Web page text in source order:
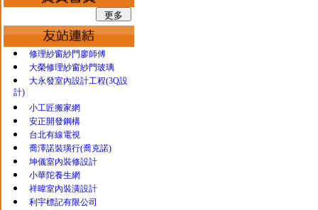
修理紗窗紗門廖師傅
大榮修理紗窗紗門玻璃
大永發室內設計工程(3Q設
計)
小工匠搬家網
安正開發鋼構
台北有線電視
喬澤諾裝璜行(喬克諾)
坤儀室內裝修設計
小華陀養生網
祥暐室內裝潢設計
利宇標記有限公司